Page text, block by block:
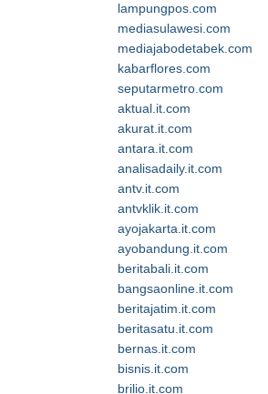
lampungpos.com
mediasulawesi.com
mediajabodetabek.com
kabarflores.com
seputarmetro.com
aktual.it.com
akurat.it.com
antara.it.com
analisadaily.it.com
antv.it.com
antvklik.it.com
ayojakarta.it.com
ayobandung.it.com
beritabali.it.com
bangsaonline.it.com
beritajatim.it.com
beritasatu.it.com
bernas.it.com
bisnis.it.com
brilio.it.com